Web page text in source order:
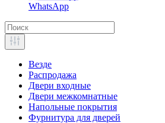
WhatsApp
Везде
Распродажа
Двери входные
Двери межкомнатные
Напольные покрытия
Фурнитура для дверей